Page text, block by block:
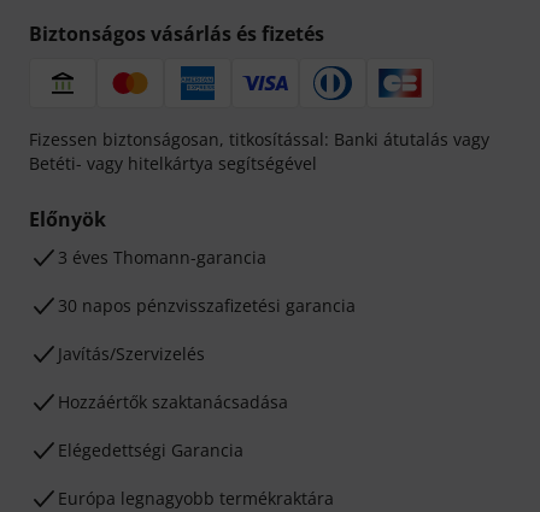
Biztonságos vásárlás és fizetés
Fizessen biztonságosan, titkosítással: Banki átutalás vagy
Betéti- vagy hitelkártya segítségével
Előnyök
3 éves Thomann-garancia
30 napos pénzvisszafizetési garancia
Javítás/Szervizelés
Hozzáértők szaktanácsadása
Elégedettségi Garancia
Európa legnagyobb termékraktára